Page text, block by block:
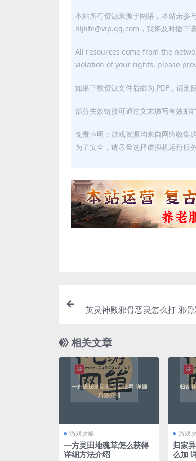
本站所有资源来源于网络，本站未参
hljlife@vip.qq.com，我将及时撤下该
All resources come from the
violation of your rights, please
如果下载资源文件后缀为.PDF，请删
部分失效链接可通过文末填写有效邮
免责声明：游戏资源均来自网络收集
为了安全，请尽量选择虚拟机运行服务
英灵神殿邪骨恶灵怎么打 邪
相关文章
游戏攻略
一方灵田地魂草怎么获得
详细方法介绍
游戏
归家
么加